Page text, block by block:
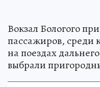
Вокзал Бологого
пассажиров, среди
на поездах
выбрали